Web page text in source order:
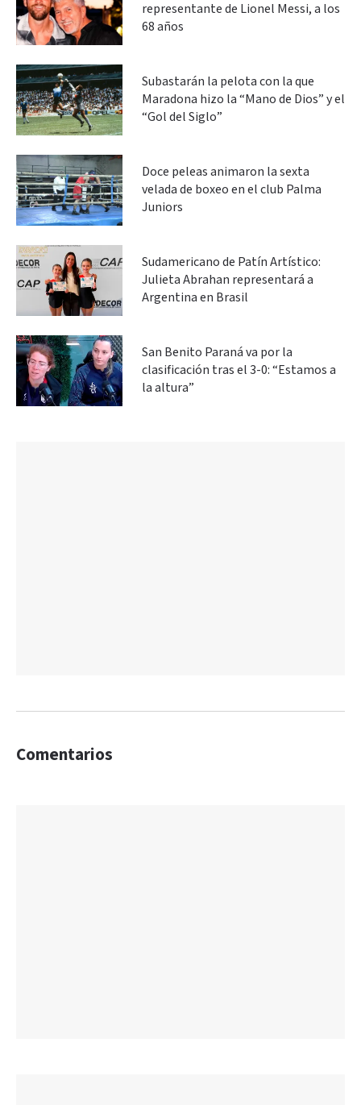
representante de Lionel Messi, a los
68 años
Subastarán la pelota con la que
Maradona hizo la “Mano de Dios” y el
“Gol del Siglo”
Doce peleas animaron la sexta
velada de boxeo en el club Palma
Juniors
Sudamericano de Patín Artístico:
Julieta Abrahan representará a
Argentina en Brasil
San Benito Paraná va por la
clasificación tras el 3-0: “Estamos a
la altura”
Comentarios